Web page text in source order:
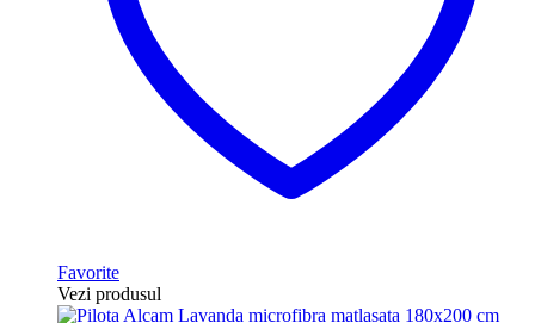
Favorite
Vezi produsul